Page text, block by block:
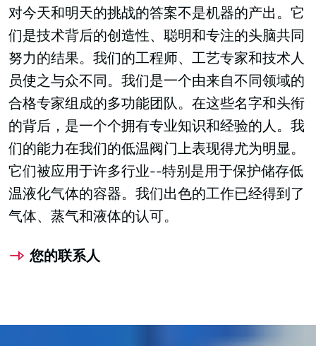
对今天和明天的挑战的答案不是机器的产出。它
们是技术背后的创造性、聪明和专注的头脑共同
努力的结果。我们的工程师、工艺专家和技术人
员使之与众不同。我们是一个由来自不同领域的
合格专家组成的多功能团队。在这些名字和头衔
的背后，是一个个拥有专业知识和经验的人。我
们的能力在我们的低温阀门上表现得尤为明显。
它们被应用于许多行业--特别是用于保护储存低
温液化气体的容器。我们出色的工作已经得到了
气体、蒸气和液体的认可。
您的联系人